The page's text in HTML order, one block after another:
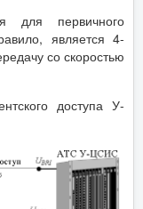
для первичного
является 4-
со скоростью
доступа У-